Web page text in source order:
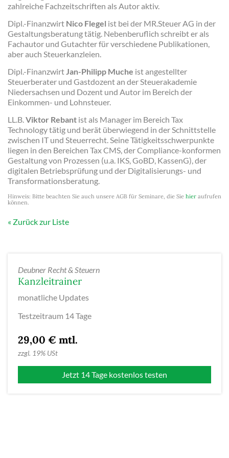
zahlreiche Fachzeitschriften als Autor aktiv.
Dipl.-Finanzwirt Nico Flegel ist bei der MR.Steuer AG in der
Gestaltungsberatung tätig. Nebenberuflich schreibt er als
Fachautor und Gutachter für verschiedene Publikationen,
aber auch Steuerkanzleien.
Dipl.-FinanzwirtJan-Philipp Muche ist angestellter
Steuerberater und Gastdozent an der Steuerakademie
Niedersachsen und Dozent und Autor im Bereich der
Einkommen- und Lohnsteuer.
LL.B.Viktor Rebant ist als Manager im Bereich Tax
Technology tätig und berät überwiegend in der Schnittstelle
zwischen IT und Steuerrecht. Seine Tätigkeitsschwerpunkte
liegen in den Bereichen Tax CMS, der Compliance-konformen
Gestaltung von Prozessen (u.a. IKS, GoBD, KassenG), der
digitalen Betriebsprüfung und der Digitalisierungs- und
Transformationsberatung.
Hinweis: Bitte beachten Sie auch unsere AGB für Seminare, die Sie hier aufrufen
können.
Zurück zur Liste
Deubner Recht & Steuern
Kanzleitrainer
monatliche Updates
Testzeitraum 14 Tage
29,00 € mtl.
zzgl. 19% USt
Jetzt 14 Tage kostenlos testen